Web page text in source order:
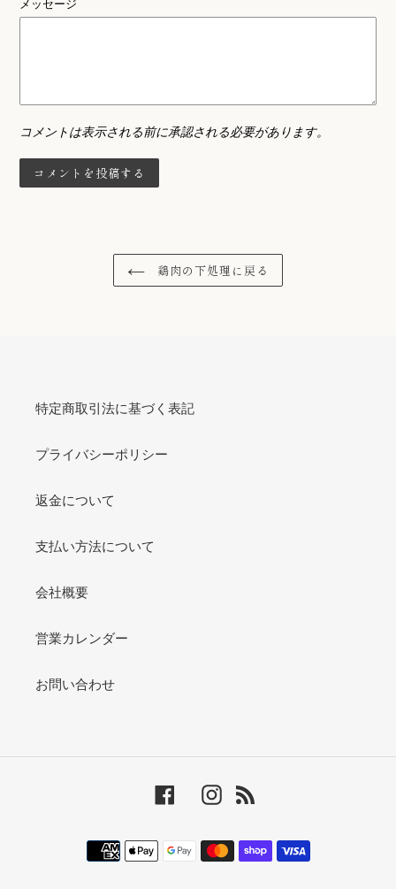
メッセージ
コメントは表示される前に承認される必要があります。
鶏肉の下処理に戻る
特定商取引法に基づく表記
プライバシーポリシー
返金について
支払い方法について
会社概要
営業カレンダー
お問い合わせ
FacebookInstagram
決
済